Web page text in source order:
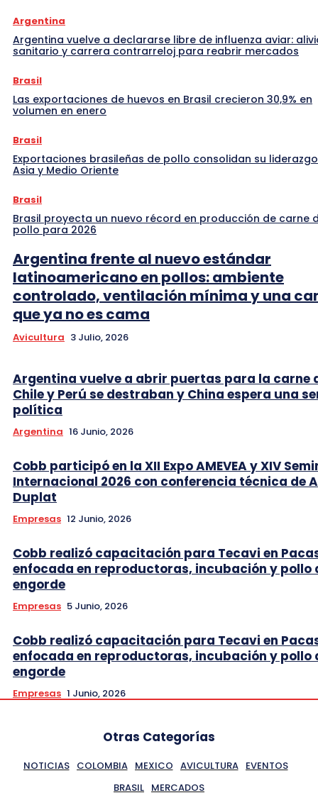
Argentina
Argentina vuelve a declararse libre de influenza aviar:
sanitario y carrera contrarreloj para reabrir mercados
Brasil
Las exportaciones de huevos en Brasil crecieron 30,9% en
volumen en enero
Brasil
Exportaciones brasileñas de pollo consolidan su
Asia y Medio Oriente
Brasil
Brasil proyecta un nuevo récord en producción de carne
pollo para 2026
Argentina frente al nuevo estándar
latinoamericano en pollos: ambiente
controlado, ventilación mínima y una
que ya no es cama
Avicultura 3 Julio, 2026
Argentina vuelve a abrir puertas para la carne
Chile y Perú se destraban y China espera una
política
Argentina 16 Junio, 2026
Cobb participó en la XII Expo AMEVEA y XIV
Internacional 2026 con conferencia técnica de
Duplat
Empresas 12 Junio, 2026
Cobb realizó capacitación para Tecavi en
enfocada en reproductoras, incubación y pollo
engorde
Empresas 5 Junio, 2026
Cobb realizó capacitación para Tecavi en
enfocada en reproductoras, incubación y pollo
engorde
Empresas 1 Junio, 2026
Otras Categorías
NOTICIAS COLOMBIA MEXICO AVICULTURA
EVENTOS
BRASIL MERCADOS